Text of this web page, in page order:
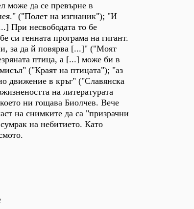
може да се превърне в
("Полет на изгнаник"); "И
При несвободата то бе
си генната програма на гигант.
за да й повярва [...]" ("Моят
птица, а [...] може би в
("Краят на птицата"); "аз
движение в кръг" ("Славянска
на литературата
ни гощава Биолчев. Вече
на снимките да са "призрачни
на небитието. Като